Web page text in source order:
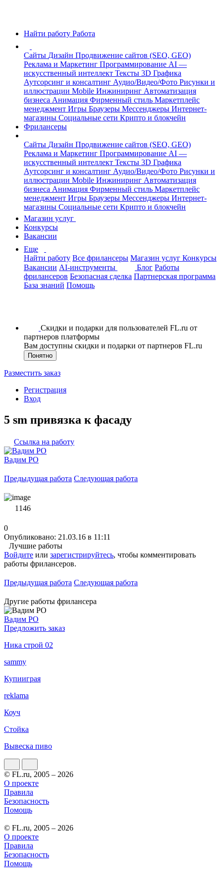
Найти работу Работа
Сайты Дизайн Продвижение сайтов (SEO, GEO)
Реклама и Маркетинг Программирование AI —
искусственный интеллект Тексты 3D Графика
Аутсорсинг и консалтинг Аудио/Видео/Фото Рисунки и
иллюстрации Mobile Инжиниринг Автоматизация
бизнеса Анимация Фирменный стиль Маркетплейс
менеджмент Игры Браузеры Мессенджеры Интернет-
магазины Социальные сети Крипто и блокчейн
Фрилансеры
Сайты Дизайн Продвижение сайтов (SEO, GEO)
Реклама и Маркетинг Программирование AI —
искусственный интеллект Тексты 3D Графика
Аутсорсинг и консалтинг Аудио/Видео/Фото Рисунки и
иллюстрации Mobile Инжиниринг Автоматизация
бизнеса Анимация Фирменный стиль Маркетплейс
менеджмент Игры Браузеры Мессенджеры Интернет-
магазины Социальные сети Крипто и блокчейн
Магазин услуг
Конкурсы
Вакансии
Еще
Найти работу Все фрилансеры Магазин услуг Конкурсы
Вакансии AI-инструменты Блог Работы
фрилансеров Безопасная сделка Партнерская программа
База знаний Помощь
Скидки и подарки для пользователей FL.ru от
партнеров платформы
Вам доступны скидки и подарки от партнеров FL.ru
Понятно
Разместить заказ
Регистрация
Вход
5 sm привязка к фасаду
Ссылка на работу
Вадим PO
Предыдущая работа Следующая работа
1146
0
Опубликовано: 21.03.16 в 11:11
Лучшие работы
Войдите или зарегистрируйтесь, чтобы комментировать
работы фрилансеров.
Предыдущая работа Следующая работа
Другие работы фрилансера
Вадим PO
Предложить заказ
Ника строй 02
sammy
Купииграя
reklama
Коуч
Стойка
Вывеска пиво
© FL.ru, 2005 – 2026
О проекте
Правила
Безопасность
Помощь
© FL.ru, 2005 – 2026
О проекте
Правила
Безопасность
Помощь